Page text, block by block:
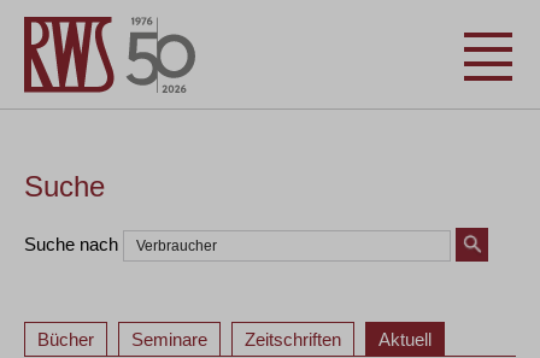
Suche
Suche nach
Bücher Seminare Zeitschriften Aktuell